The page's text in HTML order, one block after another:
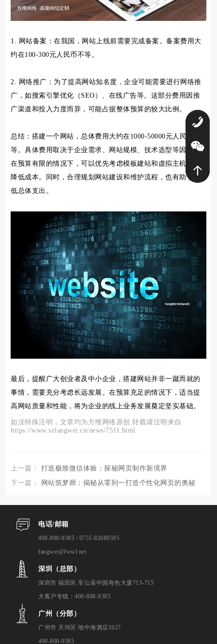
1. 网站备案：在我国，网站上线前需要完成备案。备案费用大
约在100-300元人民币不等。
2. 网络推广：为了提高网站知名度，企业可能需要进行网络推
广，如搜索引擎优化（SEO）、在线广告等。这部分费用因推
广渠道和投入力度而异，可能占据整体预算的较大比例。
总结：搭建一个网站，总体费用大约在1000-50000元人民币不
等。具体费用取决于企业需求、网站规模、技术选型等因素。
在预算有限的情况下，可以优先考虑模板建站和虚拟主机，以
降低成本。同时，合理规划网站建设和维护流程，也有助于降
低总体支出。
最后，提醒广大创业者及中小企业，搭建网站并非一蹴而就的
事情，需要充分考虑长远发展。在预算充足的情况下，适当提
高网站质量和性能，将为企业的线上业务发展奠定坚实基础。
如没特殊注明，文章均为方维网络原创,转载请注明来自
https://www.szfangwei.cn/news/7511.html
上一篇： 打造极致微信体验：探秘网页制作新境界
下一篇：
网站筑梦师：揭秘从零到一打造个性化网页的奥秘
电话/邮箱
400-800-9385 / 0755-82689595
fangwei@fwwl.net
深圳（总部）
深圳市 福田区 车公庙中国有色大厦713-715
大客户专线：400-800-9385
广州（分部）
广州市 天河区 地中海酒店1627
400-800-9385